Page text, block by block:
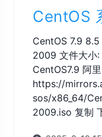
CentOS
CentOS 7.9
2009 文件大小
CentOS7.9 阿
https://
sos/x86_64/
2009.iso 复制